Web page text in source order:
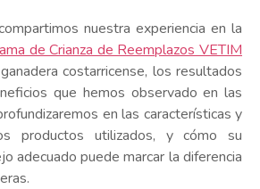
nuestra experiencia en la
de Crianza de Reemplazos VETIM
costarricense, los resultados
que hemos observado en las
en las características y
productos utilizados, y cómo su
adecuado puede marcar la diferencia